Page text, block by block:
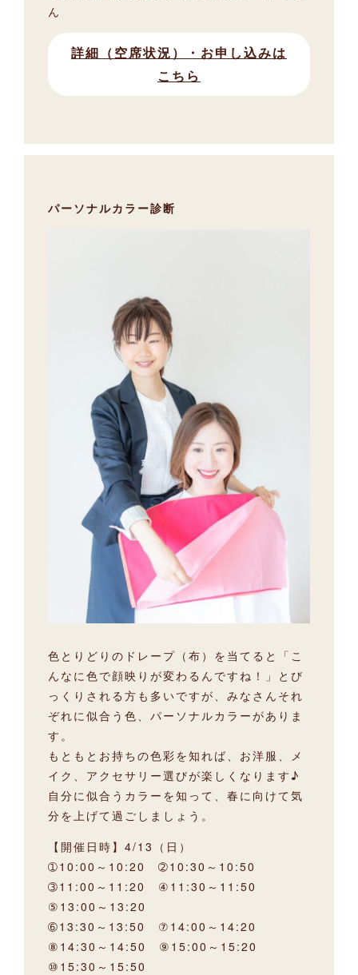
ん
詳細（空席状況）・お申し込みは
こちら
パーソナルカラー診断
色とりどりのドレープ（布）を当てると「こ
んなに色で顔映りが変わるんですね！」とび
っくりされる方も多いですが、みなさんそれ
ぞれに似合う色、パーソナルカラーがありま
す。
もともとお持ちの色彩を知れば、お洋服、メ
イク、アクセサリー選びが楽しくなります♪
自分に似合うカラーを知って、春に向けて気
分を上げて過ごしましょう。
【開催日時】4/13（日）
➀10:00～10:20 ➁10:30～10:50
➂11:00～11:20 ④11:30～11:50
⑤13:00～13:20
➅13:30～13:50 ⑦14:00～14:20
⑧14:30～14:50 ⑨15:00～15:20
⑩15:30～15:50